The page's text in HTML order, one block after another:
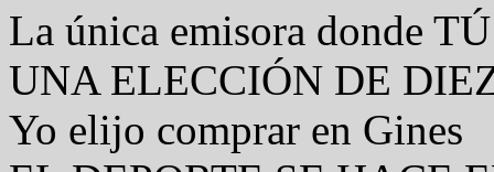
La única emisora donde
UNA ELECCIÓN DE
Yo elijo comprar en Gines